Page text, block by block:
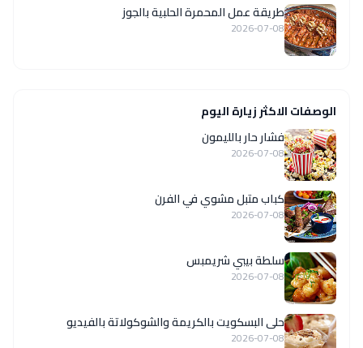
طريقة عمل المحمرة الحلبية بالجوز
2026-07-08
الوصفات الاكثر زيارة اليوم
فشار حار بالليمون
2026-07-08
كباب متبل مشوي في الفرن
2026-07-08
سلطة بيبي شريمبس
2026-07-08
حلى البسكويت بالكريمة والشوكولاتة بالفيديو
2026-07-08